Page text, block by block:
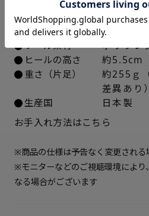
24cm × 在庫なし
24.5cm × 在庫なし
× 在庫なし
デニム：
中敷き
合成皮革
ソール素材
ポリウレ
ヒールの高さ
約5.5cm
重さ（片足）
約255ｇ
差異あり）
生産国
日本製
お手入れ方法はこちら
※商品の仕様は予告なく変更される
※モニターなどのご視聴環境により
なる場合がございます